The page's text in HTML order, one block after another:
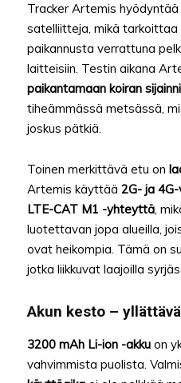
Tracker Artemis
satelliitteja, mikä
paikannusta verrattuna
laitteisiin. Testin aikana
paikantamaan koiran
tiheämmässä metsässä,
joskus pätkiä.
Toinen merkittävä etu on
Artemis käyttää 2G- ja
LTE-CAT M1 -yhteyttä,
luotettavan jopa alueilla,
ovat heikompia. Tämä on
jotka liikkuvat laajoilla
Akun kesto –
3200 mAh Li-ion -akku on
vahvimmista puolista.